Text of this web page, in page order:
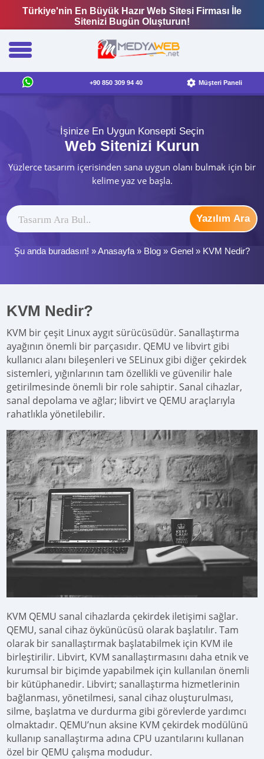
Türkiye'nin En Büyük Hazır Web Sitesi Firması İle
Sitenizi Bugün Oluşturun!
+90 850 309 94 40 Müşteri Paneli
İşinize En Uygun Konsepti Seçin
Web Sitenizi Kurun
Yüzlerce tasarım içerisinden sana uygun olanı bulmak için bir
kelime yaz ve başla.
Yazılım Ara
Şu anda buradasın! »Anasayfa » Blog » Genel » KVM Nedir?
KVM Nedir?
KVM bir çeşit Linux aygıt sürücüsüdür. Sanallaştırma
ayağının önemli bir parçasıdır. QEMU ve libvirt gibi
kullanıcı alanı bileşenleri ve SELinux gibi diğer çekirdek
sistemleri, yığınlarının tam özellikli ve güvenilir hale
getirilmesinde önemli bir role sahiptir. Sanal cihazlar,
sanal depolama ve ağlar; libvirt ve QEMU araçlarıyla
rahatlıkla yönetilebilir.
KVM QEMU sanal cihazlarda çekirdek iletişimi sağlar.
QEMU, sanal cihaz öykünücüsü olarak başlatılır. Tam
olarak bir sanallaştırmak başlatabilmek için KVM ile
birleştirilir. Libvirt, KVM sanallaştırmasını daha etnik ve
kurumsal bir biçimde yapabilmek için kullanılan önemli
bir kütüphanedir. Libvirt; sanallaştırma hizmetlerinin
bağlanması, yönetilmesi, sanal cihaz oluşturulması,
silme, başlatma ve durdurma gibi görevlerde yardımcı
olmaktadır. QEMU’nun aksine KVM çekirdek modülünü
kullanıp sanallaştırma adına CPU uzantılarını kullanan
özel bir QEMU çalışma modudur.